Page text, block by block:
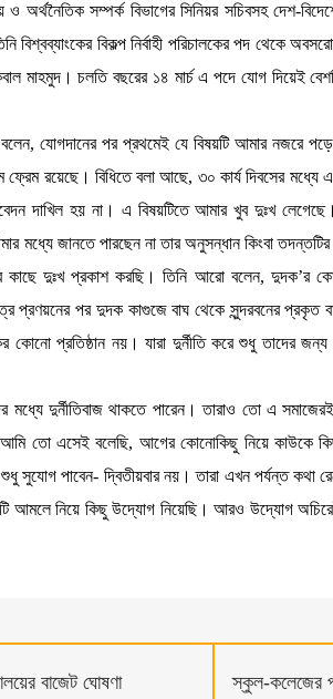
ও অর্থনৈতিক সম্পর্ক বিভাগের সিনিয়র সচিবসহ দেশ-
বিশ্বব্যাংকের বিকল্প নির্বাহী পরিচালকের পদ থেকে
মাহমুদ। চলতি বছরের ১৪ মার্চ এ পদে যোগ দিয়েই
বলেন, যোগদানের পর প্রথমেই যে বিষয়টি আমার নজরে
ফ্রেম রয়েছে। বিধিতে বলা আছে, ৩০ কার্য দিবসের
দাখিল হয় না। এ বিষয়টিতে আমার খুব দুঃখ লেগেছে।
মধ্যে জানতে পারছেন না তার অনুসন্ধান কিংবা
কাছে দুঃখ প্রকাশ করছি। তিনি আরো বলেন, দুদক’র
পর দুদক কাগুজে বাঘ থেকে সুন্দরবনের প্রকৃত
কোনো প্রতিষ্ঠান নয়। যারা দুর্নীতি করে শুধু তাদের
মধ্যে দুর্নীতিবাজ থাকতে পারেন। তারাও তো এ
আমি তো এসেই বলেছি, আগের কোনোকিছু নিয়ে কাউকে
সুযোগ পাবেন- দ্বিতীয়বার নয়। তারা এখন পর্যন্ত
আমলে নিয়ে কিছু উদ্যোগ নিয়েছি। আরও উদ্যোগ
বাজেট ঘোষণা
স্কুল-কলেজের